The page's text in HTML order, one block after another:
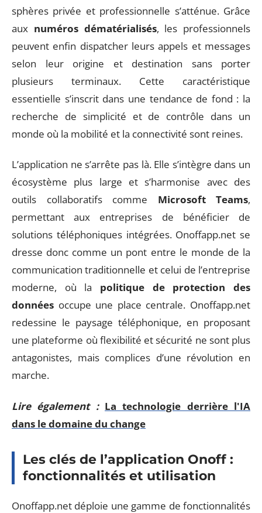
sphères privée et professionnelle s’atténue. Grâce
aux numéros dématérialisés, les professionnels
peuvent enfin dispatcher leurs appels et messages
selon leur origine et destination sans porter
plusieurs terminaux. Cette caractéristique
essentielle s’inscrit dans une tendance de fond : la
recherche de simplicité et de contrôle dans un
monde où la mobilité et la connectivité sont reines.
L’application ne s’arrête pas là. Elle s’intègre dans un
écosystème plus large et s’harmonise avec des
outils collaboratifs comme Microsoft Teams,
permettant aux entreprises de bénéficier de
solutions téléphoniques intégrées. Onoffapp.net se
dresse donc comme un pont entre le monde de la
communication traditionnelle et celui de l’entreprise
moderne, où la politique de protection des
données occupe une place centrale. Onoffapp.net
redessine le paysage téléphonique, en proposant
une plateforme où flexibilité et sécurité ne sont plus
antagonistes, mais complices d’une révolution en
marche.
Lire également : La technologie derrière l'IA
dans le domaine du change
Les clés de l’application Onoff :
fonctionnalités et utilisation
Onoffapp.net déploie une gamme de fonctionnalités